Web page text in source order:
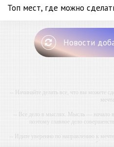
Топ мест, где можно
Новости
-- Начинайте делать все, что вы можете
-- Все дело в мыслях. Мысль — начало
поэтому главное дело
-- Идите уверенно по направлению к